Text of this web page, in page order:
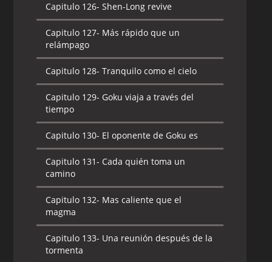
Capitulo 126- Shen-Long revive
Capitulo 127- Más rápido que un
relámpago
Capitulo 128- Tranquilo como el cielo
Capitulo 129- Goku viaja a través del
tiempo
Capitulo 130- El oponente de Goku es
Capitulo 131- Cada quién toma un
camino
Capitulo 132- Mas caliente que el
magma
Capitulo 133- Una reunión después de la
tormenta